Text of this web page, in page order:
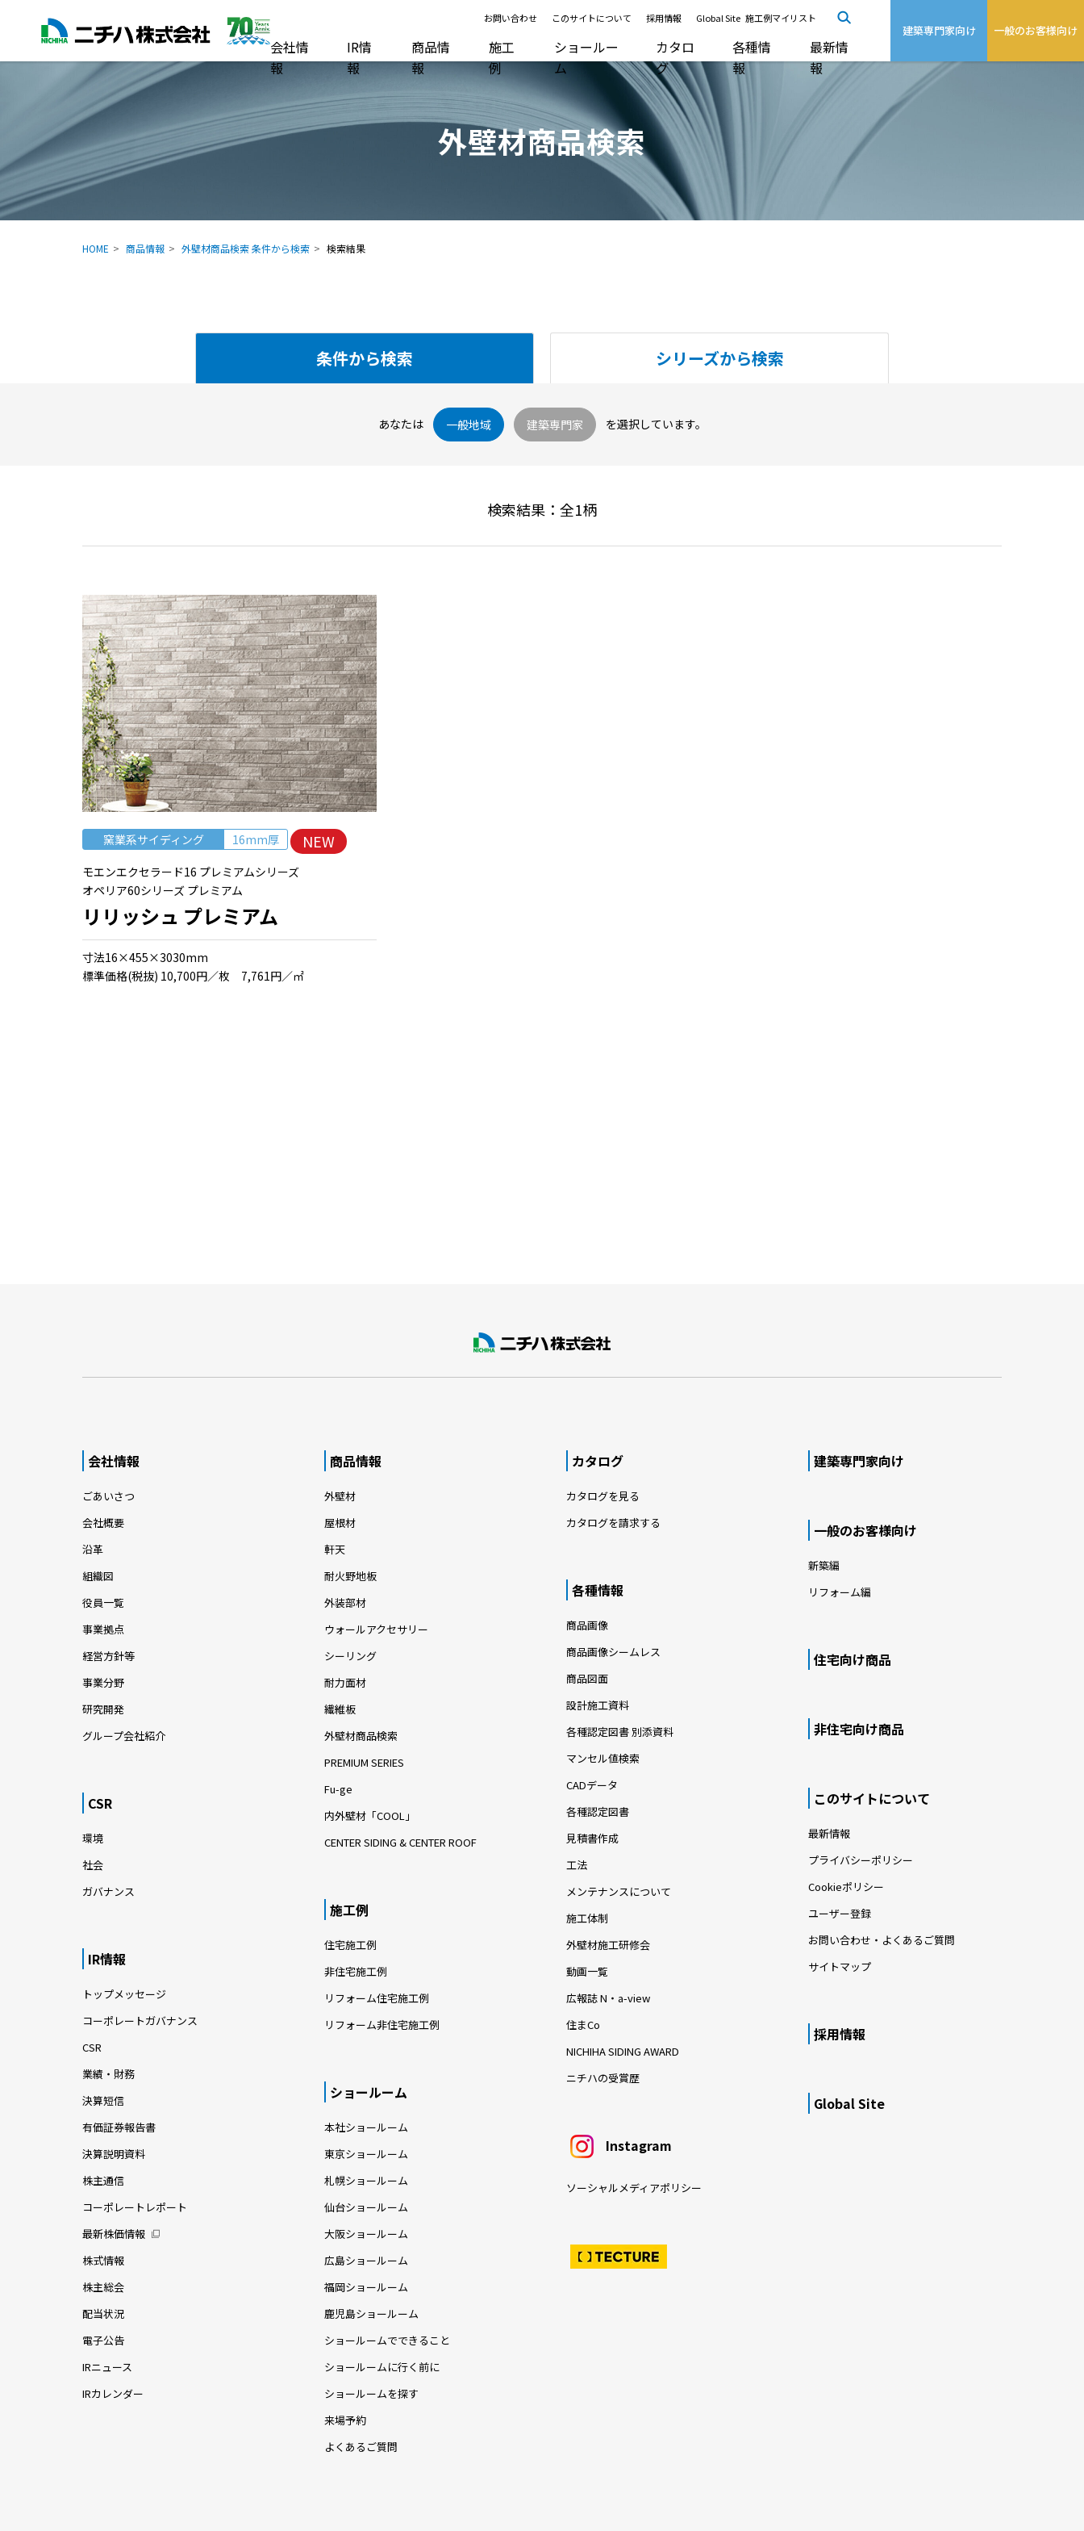
お問い合わせ このサイトについて 採用情報 Global Site 施工例マイリスト
会社情
報
IR情
報
商品情
報
施工
例
ショールー
ム
カタロ
グ
各種情
報
最新情
報
建築専門家向け 一般のお客様向け
外壁材商品検索
HOME 商品情報 外壁材商品検索 条件から検索 検索結果
条件から検索 シリーズから検索
あなたは 一般地域 建築専門家 を選択しています。
検索結果：全1柄
窯業系サイディング 16mm厚 NEW
モエンエクセラード16 プレミアムシリーズ
オペリア60シリーズ プレミアム
リリッシュ プレミアム
⼨法16×455×3030mm
標準価格(税抜) 10,700円／枚 7,761円／㎡
会社情報
ごあいさつ
会社概要
沿革
組織図
役員一覧
事業拠点
経営方針等
事業分野
研究開発
グループ会社紹介
CSR
環境
社会
ガバナンス
IR情報
トップメッセージ
コーポレートガバナンス
CSR
業績・財務
決算短信
有価証券報告書
決算説明資料
株主通信
コーポレートレポート
最新株価情報
株式情報
株主総会
配当状況
電子公告
IRニュース
IRカレンダー
商品情報
外壁材
屋根材
軒天
耐火野地板
外装部材
ウォールアクセサリー
シーリング
耐力面材
繊維板
外壁材商品検索
PREMIUM SERIES
Fu-ge
内外壁材「COOL」
CENTER SIDING & CENTER ROOF
施工例
住宅施工例
非住宅施工例
リフォーム住宅施工例
リフォーム非住宅施工例
ショールーム
本社ショールーム
東京ショールーム
札幌ショールーム
仙台ショールーム
大阪ショールーム
広島ショールーム
福岡ショールーム
鹿児島ショールーム
ショールームでできること
ショールームに行く前に
ショールームを探す
来場予約
よくあるご質問
カタログ
カタログを見る
カタログを請求する
各種情報
商品画像
商品画像シームレス
商品図面
設計施工資料
各種認定図書 別添資料
マンセル値検索
CADデータ
各種認定図書
見積書作成
工法
メンテナンスについて
施工体制
外壁材施工研修会
動画一覧
広報誌 N・a-view
住まCo
NICHIHA SIDING AWARD
ニチハの受賞歴
Instagram
ソーシャルメディアポリシー
建築専門家向け
一般のお客様向け
新築編
リフォーム編
住宅向け商品
非住宅向け商品
このサイトについて
最新情報
プライバシーポリシー
Cookieポリシー
ユーザー登録
お問い合わせ・よくあるご質問
サイトマップ
採用情報
Global Site